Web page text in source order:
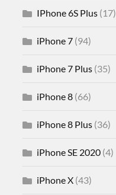
IPhone 6S Plus (17)
iPhone 7 (94)
iPhone 7 Plus (35)
iPhone 8 (66)
iPhone 8 Plus (36)
iPhone SE 2020 (4)
iPhone X (43)